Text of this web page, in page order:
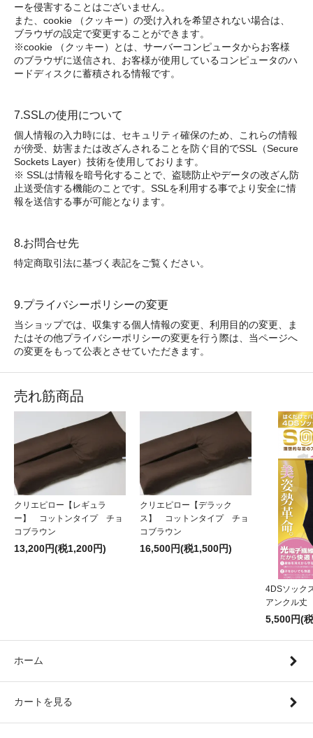
ーを侵害することはございません。
また、cookie （クッキー）の受け入れを希望されない場合は、
ブラウザの設定で変更することができます。
※cookie （クッキー）とは、サーバーコンピュータからお客様
のブラウザに送信され、お客様が使用しているコンピュータのハ
ードディスクに蓄積される情報です。
7.SSLの使用について
個人情報の入力時には、セキュリティ確保のため、これらの情報
が傍受、妨害または改ざんされることを防ぐ目的でSSL（Secure
Sockets Layer）技術を使用しております。
※ SSLは情報を暗号化することで、盗聴防止やデータの改ざん防
止送受信する機能のことです。SSLを利用する事でより安全に情
報を送信する事が可能となります。
8.お問合せ先
特定商取引法に基づく表記をご覧ください。
9.プライバシーポリシーの変更
当ショップでは、収集する個人情報の変更、利用目的の変更、ま
たはその他プライバシーポリシーの変更を行う際は、当ページへ
の変更をもって公表とさせていただきます。
売れ筋商品
クリエピロー【レギュラ
ー】 コットンタイプ チョ
コブラウン
13,200円(税1,200円)
クリエピロー【デラック
ス】 コットンタイプ チョ
コブラウン
16,500円(税1,500円)
4DSソッ
アンクル丈
5,500円(
ホーム
カートを見る